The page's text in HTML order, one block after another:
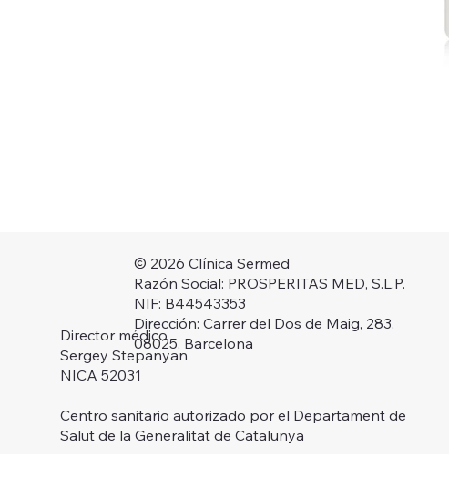
Director médico
Sergey Stepanyan
NICA 52031
Centro sanitario autorizado por el Departament de
Salut de la Generalitat de Catalunya
© 2026 Clínica Sermed
Razón Social: PROSPERITAS MED, S.L.P.
NIF: B44543353
Dirección: Carrer del Dos de Maig, 283,
08025, Barcelona